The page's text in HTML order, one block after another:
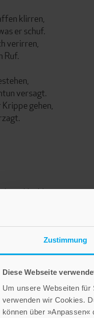
Zustimmung
Diese Webseite
Um unsere Webseiten
verwenden wir Cookies.
können über
klirren,
er schuf.
verirren,
Ruf.
versagt.
gehen,
Nachlass